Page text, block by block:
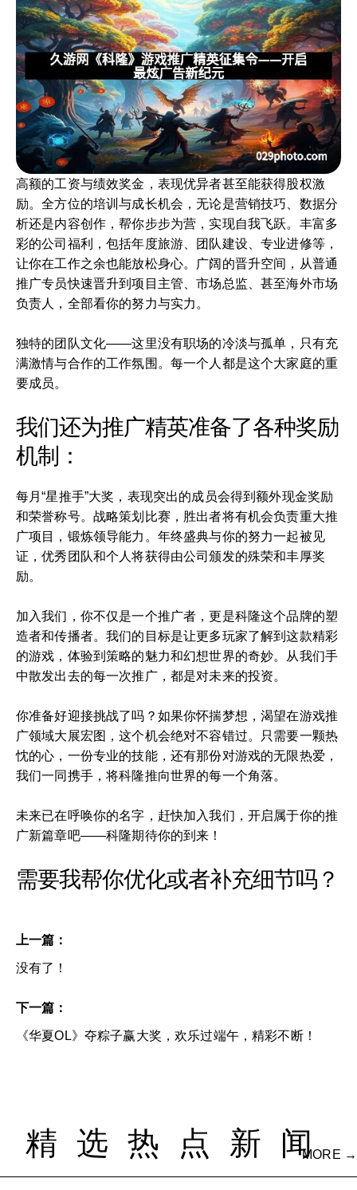
高额的工资与绩效奖金，表现优异者甚至能获得股权激
励。全方位的培训与成长机会，无论是营销技巧、数据分
析还是内容创作，帮你步步为营，实现自我飞跃。丰富多
彩的公司福利，包括年度旅游、团队建设、专业进修等，
让你在工作之余也能放松身心。广阔的晋升空间，从普通
推广专员快速晋升到项目主管、市场总监、甚至海外市场
负责人，全部看你的努力与实力。
独特的团队文化——这里没有职场的冷淡与孤单，只有充
满激情与合作的工作氛围。每一个人都是这个大家庭的重
要成员。
我们还为推广精英准备了各种奖励
机制：
每月“星推手”大奖，表现突出的成员会得到额外现金奖励
和荣誉称号。战略策划比赛，胜出者将有机会负责重大推
广项目，锻炼领导能力。年终盛典与你的努力一起被见
证，优秀团队和个人将获得由公司颁发的殊荣和丰厚奖
励。
加入我们，你不仅是一个推广者，更是科隆这个品牌的塑
造者和传播者。我们的目标是让更多玩家了解到这款精彩
的游戏，体验到策略的魅力和幻想世界的奇妙。从我们手
中散发出去的每一次推广，都是对未来的投资。
你准备好迎接挑战了吗？如果你怀揣梦想，渴望在游戏推
广领域大展宏图，这个机会绝对不容错过。只需要一颗热
忱的心，一份专业的技能，还有那份对游戏的无限热爱，
我们一同携手，将科隆推向世界的每一个角落。
未来已在呼唤你的名字，赶快加入我们，开启属于你的推
广新篇章吧――科隆期待你的到来！
需要我帮你优化或者补充细节吗？
上一篇：
没有了！
下一篇：
《华夏OL》夺粽子赢大奖，欢乐过端午，精彩不断！
精选热点新闻
MORE →